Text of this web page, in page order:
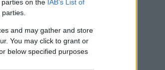
on the IAB’s List of
and may gather and store
You may click to grant or
below specified purposes